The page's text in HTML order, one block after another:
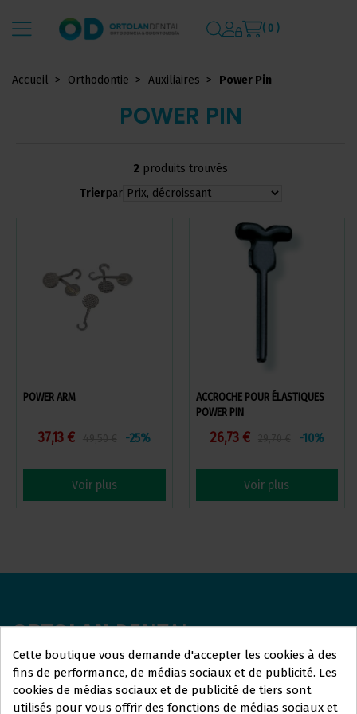
( 0 )
Accueil Orthodontie Auxiliaires Power Pin
POWER PIN
2 produits trouvés
Trierpar
POWER ARM
37,13 € -25%
Voir plus
ACCROCHE POUR ÉLASTIQUES
POWER PIN
26,73 € -10%
Voir plus
ORTOLANDENTAL
Nous sommes là pour répondre à vos questions et vous
aider avec tout ce dont vous avez besoin. Que vous
Cette boutique vous demande d'accepter les cookies à des
fins de performance, de médias sociaux et de publicité. Les
cookies de médias sociaux et de publicité de tiers sont
utilisés pour vous offrir des fonctions de médias sociaux et